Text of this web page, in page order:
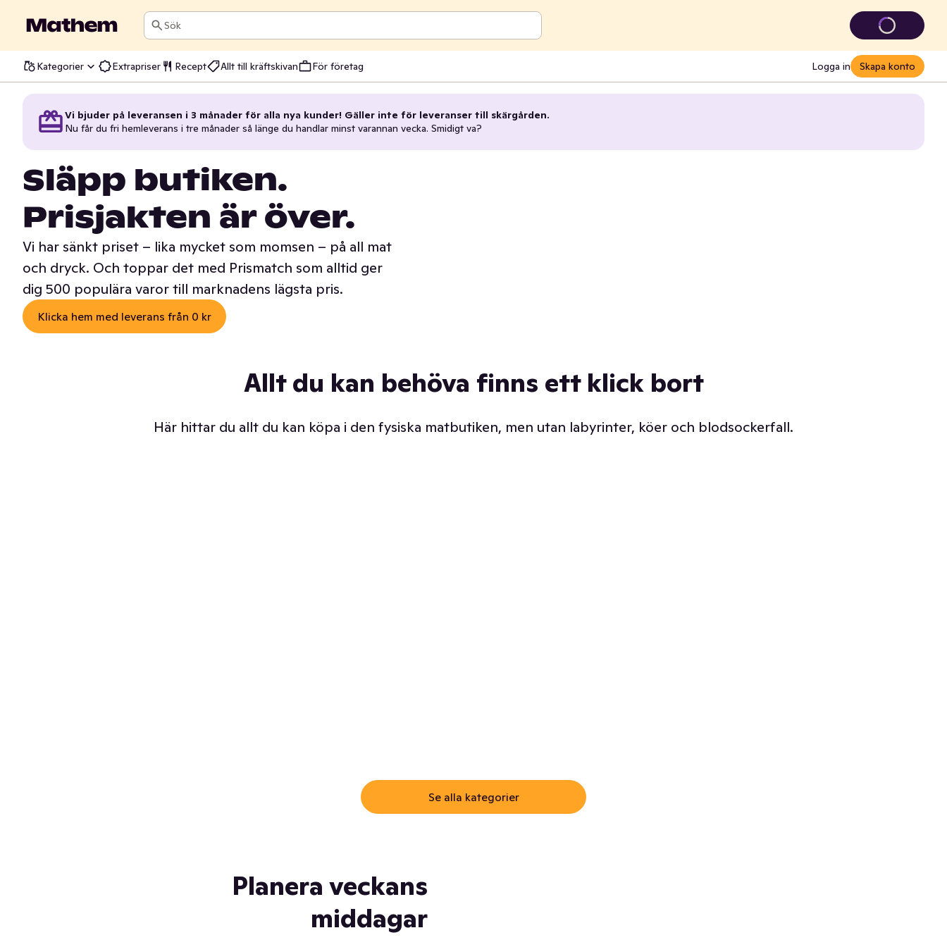
Sök
Kategorier Extrapriser Recept Allt till kräftskivan För företag Logga in Skapa konto
Vi bjuder på leveransen i 3 månader för alla nya kunder! Gäller inte för leveranser till skärgården.
Nu får du fri hemleverans i tre månader så länge du handlar minst varannan vecka. Smidigt va?
Släpp butiken.
Prisjakten är över.
Vi har sänkt priset – lika mycket som momsen – på all mat
och dryck. Och toppar det med Prismatch som alltid ger
dig 500 populära varor till marknadens lägsta pris.
Klicka hem med leverans från 0 kr
Allt du kan behöva finns ett klick bort
Här hittar du allt du kan köpa i den fysiska matbutiken, men utan labyrinter, köer och blodsockerfall.
Se alla kategorier
Planera veckans
middagar